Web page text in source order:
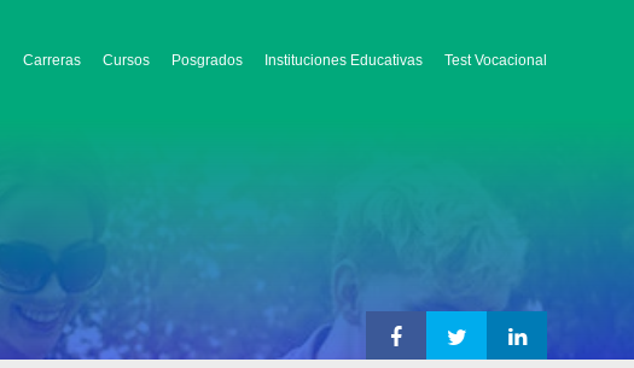
Carreras Cursos Posgrados Instituciones Educativas Test Vocacional